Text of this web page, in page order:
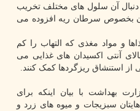
آن سلول های مختلف تخریب
بخصوص سرطان ریه افزوده می
و مواد مغذی که التهاب را کم
آنتی اکسیدان های غذایی می
استنشاق ریزگردها کمک کنند.
بهداشت با بیان اینکه برای
سبزیجات و میوه های زرد و